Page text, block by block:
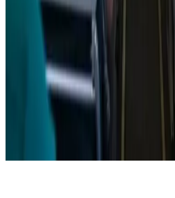
مطارات
الطيران" الحصرية والصفقات